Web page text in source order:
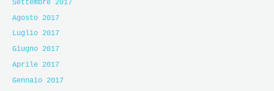
Settembre 2017
Agosto 2017
Luglio 2017
Giugno 2017
Aprile 2017
Gennaio 2017